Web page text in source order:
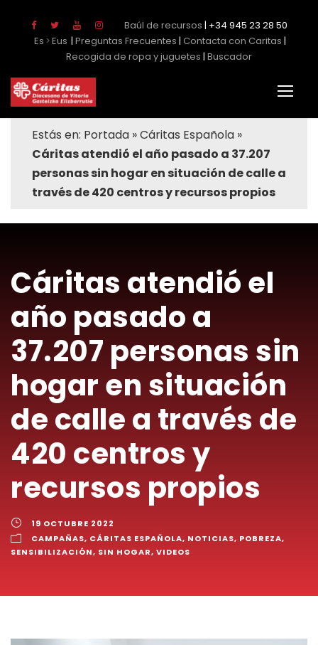
Baúl de recursos | +34 945 23 28 50
Es
Eus | Preguntas Frecuentes | Contacta con Caritas |
Recogida de ropa y juguetes | Buscador
Estás en: Portada »Cáritas Española »
Cáritas atendió el año pasado a 37.207
personas sin hogar en situación de calle a
través de 420 centros y recursos propios
Cáritas atendió el
año pasado a
37.207 personas sin
hogar en situación
de calle a través de
420 centros y
recursos propios
19 OCTUBRE 2022
CAMPAÑAS, CÁRITAS ESPAÑOLA, NOTICIAS, POBREZA,
SENSIBILIZACIÓN, SIN HOGAR, VIDEOS